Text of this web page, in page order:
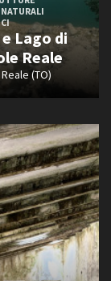
Lago di
Reale
(TO)